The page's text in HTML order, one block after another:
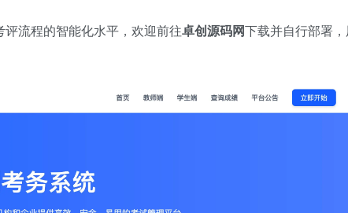
流程的智能化水平，欢迎前往卓创源码网下载并自行部署